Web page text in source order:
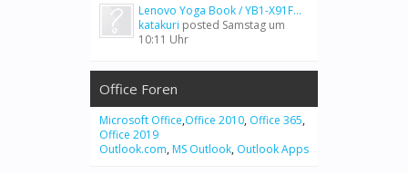
Lenovo Yoga Book / YB1-X91F...
katakuri posted Samstag um
10:11 Uhr
Office Foren
Microsoft Office,Office 2010, Office 365,
Office 2019
Outlook.com, MS Outlook, Outlook Apps